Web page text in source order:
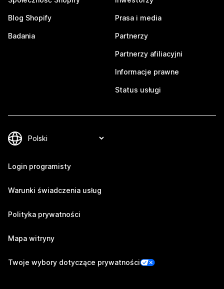
Blog Shopify
Badania
Prasa i media
Partnerzy
Partnerzy afiliacyjni
Informacje prawne
Status usługi
Login programisty
Warunki świadczenia usług
Polityka prywatności
Mapa witryny
Twoje wybory dotyczące prywatności